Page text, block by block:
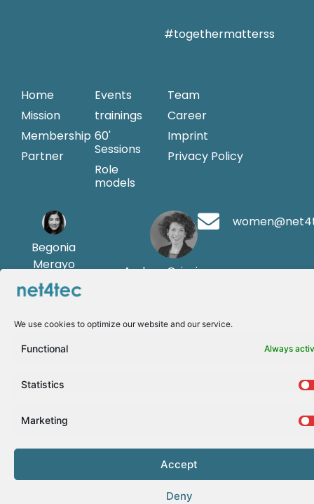
We use cookies to optimize our website and our service.
Functional Always
Statistics
Marketing
Accept
Deny
#togethermatterss
Home
Mission
Membership
Partner
Events
trainings
60'
Sessions
Role
models
Team
Career
Imprint
Privacy Policy
Begonia
Merayo
Andrea Griesinger